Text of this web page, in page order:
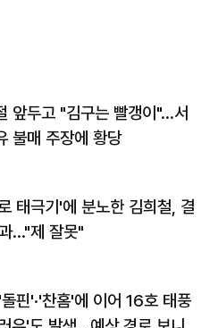
앞두고 "김구는 빨갱이"…서
불매 주장에 황당
태극기'에 분노한 김희철, 결
…"제 잘못"
핀'·'찬홈'에 이어 16호 태풍